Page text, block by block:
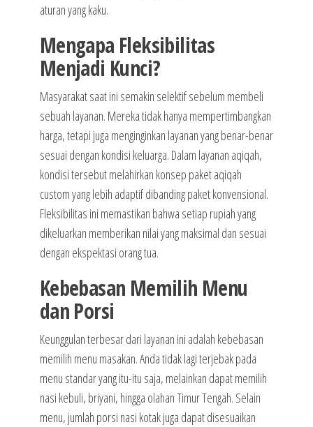
aturan yang kaku.
Mengapa Fleksibilitas
Menjadi Kunci?
Masyarakat saat ini semakin selektif sebelum membeli
sebuah layanan. Mereka tidak hanya mempertimbangkan
harga, tetapi juga menginginkan layanan yang benar-benar
sesuai dengan kondisi keluarga. Dalam layanan aqiqah,
kondisi tersebut melahirkan konsep paket aqiqah
custom yang lebih adaptif dibanding paket konvensional.
Fleksibilitas ini memastikan bahwa setiap rupiah yang
dikeluarkan memberikan nilai yang maksimal dan sesuai
dengan ekspektasi orang tua.
Kebebasan Memilih Menu
dan Porsi
Keunggulan terbesar dari layanan ini adalah kebebasan
memilih menu masakan. Anda tidak lagi terjebak pada
menu standar yang itu-itu saja, melainkan dapat memilih
nasi kebuli, briyani, hingga olahan Timur Tengah. Selain
menu, jumlah porsi nasi kotak juga dapat disesuaikan